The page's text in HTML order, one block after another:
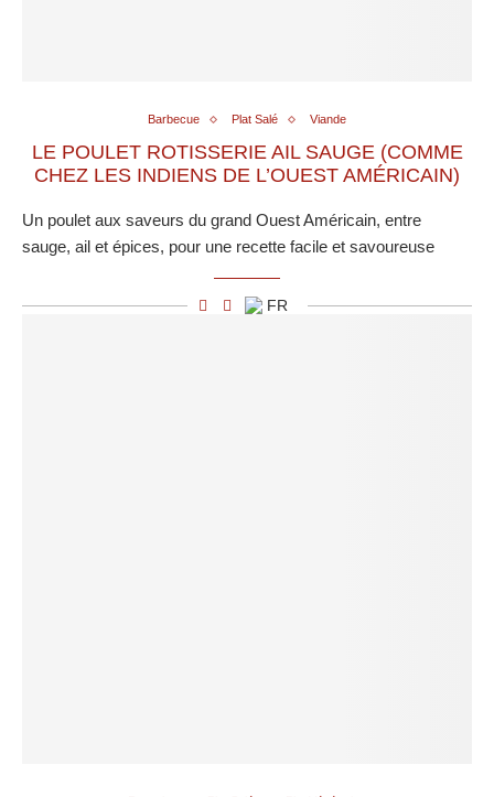
Barbecue Plat Salé Viande
LE POULET ROTISSERIE AIL SAUGE (COMME
CHEZ LES INDIENS DE L’OUEST AMÉRICAIN)
Un poulet aux saveurs du grand Ouest Américain, entre
sauge, ail et épices, pour une recette facile et savoureuse
FR